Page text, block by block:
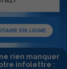
rien manquer
infolettre :